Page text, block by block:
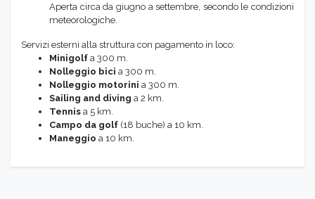
Aperta circa da giugno a settembre, secondo le condizioni
meteorologiche.
Servizi esterni alla struttura con pagamento in loco:
Minigolf a 300 m.
Nolleggio bici a 300 m.
Nolleggio motorini a 300 m.
Sailing and diving a 2 km.
Tennis a 5 km.
Campo da golf (18 buche) a 10 km.
Maneggio a 10 km.